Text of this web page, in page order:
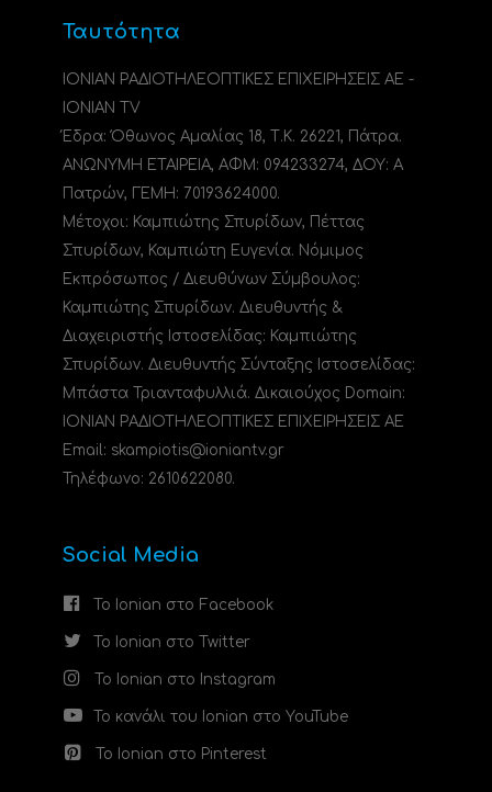
Ταυτότητα
ΙΟΝΙΑΝ ΡΑΔΙΟΤΗΛΕΟΠΤΙΚΕΣ ΕΠΙΧΕΙΡΗΣΕΙΣ ΑΕ -
IONIAN TV
Έδρα: Όθωνος Αμαλίας 18, Τ.Κ. 26221, Πάτρα.
ΑΝΩΝΥΜΗ ΕΤΑΙΡΕΙΑ, ΑΦΜ: 094233274, ΔΟΥ: A
Πατρών, ΓΕΜΗ: 70193624000.
Μέτοχοι: Καμπιώτης Σπυρίδων, Πέττας
Σπυρίδων, Καμπιώτη Ευγενία. Νόμιμος
Εκπρόσωπος / Διευθύνων Σύμβουλος:
Καμπιώτης Σπυρίδων. Διευθυντής &
Διαχειριστής Ιστοσελίδας: Καμπιώτης
Σπυρίδων. Διευθυντής Σύνταξης Ιστοσελίδας:
Μπάστα Τριανταφυλλιά. Δικαιούχος Domain:
ΙΟΝΙΑΝ ΡΑΔΙΟΤΗΛΕΟΠΤΙΚΕΣ ΕΠΙΧΕΙΡΗΣΕΙΣ ΑΕ
Email: skampiotis@ioniantv.gr
Τηλέφωνο: 2610622080.
Social Media
Το Ionian στο Facebook
Το Ionian στο Twitter
Το Ionian στο Instagram
Το κανάλι του Ionian στο YouTube
Το Ionian στο Pinterest